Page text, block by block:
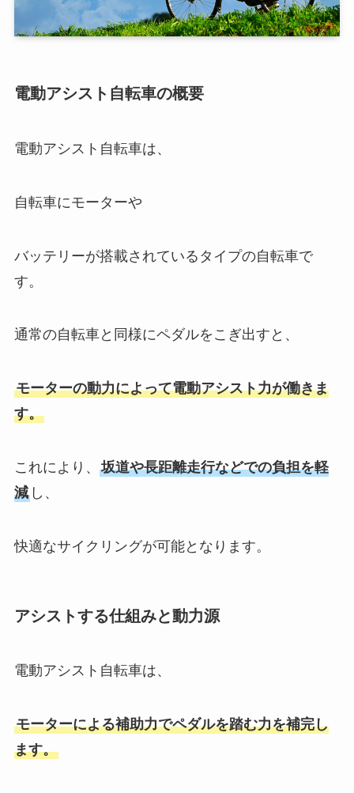
電動アシスト自転車の概要
電動アシスト自転車は、
自転車にモーターや
バッテリーが搭載されているタイプの自転車で
す。
通常の自転車と同様にペダルをこぎ出すと、
モーターの動力によって電動アシスト力が働きま
す。
これにより、 坂道や長距離走行などでの負担を軽
減し、
快適なサイクリングが可能となります。
アシストする仕組みと動力源
電動アシスト自転車は、
モーターによる補助力でペダルを踏む力を補完し
ます。